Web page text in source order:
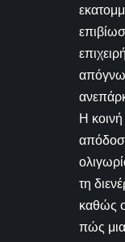
Η
τη
καθώς
πώς